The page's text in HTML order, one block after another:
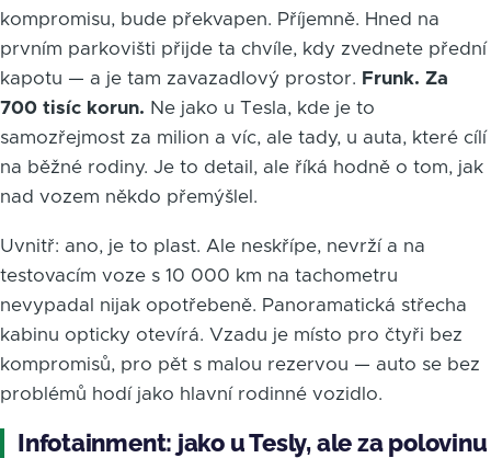
kompromisu, bude překvapen. Příjemně. Hned na
prvním parkovišti přijde ta chvíle, kdy zvednete přední
kapotu — a je tam zavazadlový prostor. Frunk. Za
700 tisíc korun. Ne jako u Tesla, kde je to
samozřejmost za milion a víc, ale tady, u auta, které cílí
na běžné rodiny. Je to detail, ale říká hodně o tom, jak
nad vozem někdo přemýšlel.
Uvnitř: ano, je to plast. Ale neskřípe, nevrží a na
testovacím voze s 10 000 km na tachometru
nevypadal nijak opotřebeně. Panoramatická střecha
kabinu opticky otevírá. Vzadu je místo pro čtyři bez
kompromisů, pro pět s malou rezervou — auto se bez
problémů hodí jako hlavní rodinné vozidlo.
Infotainment: jako u Tesly, ale za polovinu